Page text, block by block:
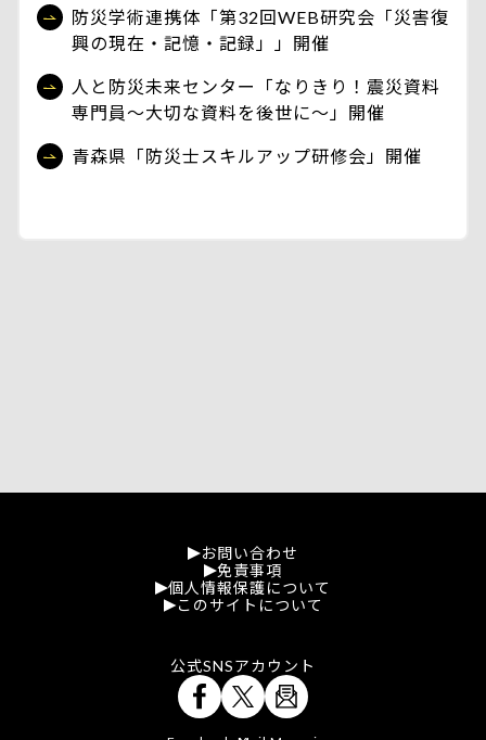
防災学術連携体「第32回WEB研究会「災害復
興の現在・記憶・記録」」開催
人と防災未来センター「なりきり！震災資料
専門員～大切な資料を後世に～」開催
青森県「防災士スキルアップ研修会」開催
お問い合わせ
免責事項
個人情報保護について
このサイトについて
公式SNSアカウント